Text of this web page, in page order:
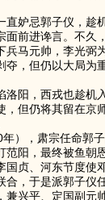
妒忌郭子仪，趁
面前进谗言。不久
兵马元帅，李光弼
，但仍以大局为
阳，西戎也趁机
，但仍将其留在京
，肃宗任命郭子
范阳，最终被鱼朝
国贞、河东节度使
合，于是派郭子仪
兼兴平、定国副元